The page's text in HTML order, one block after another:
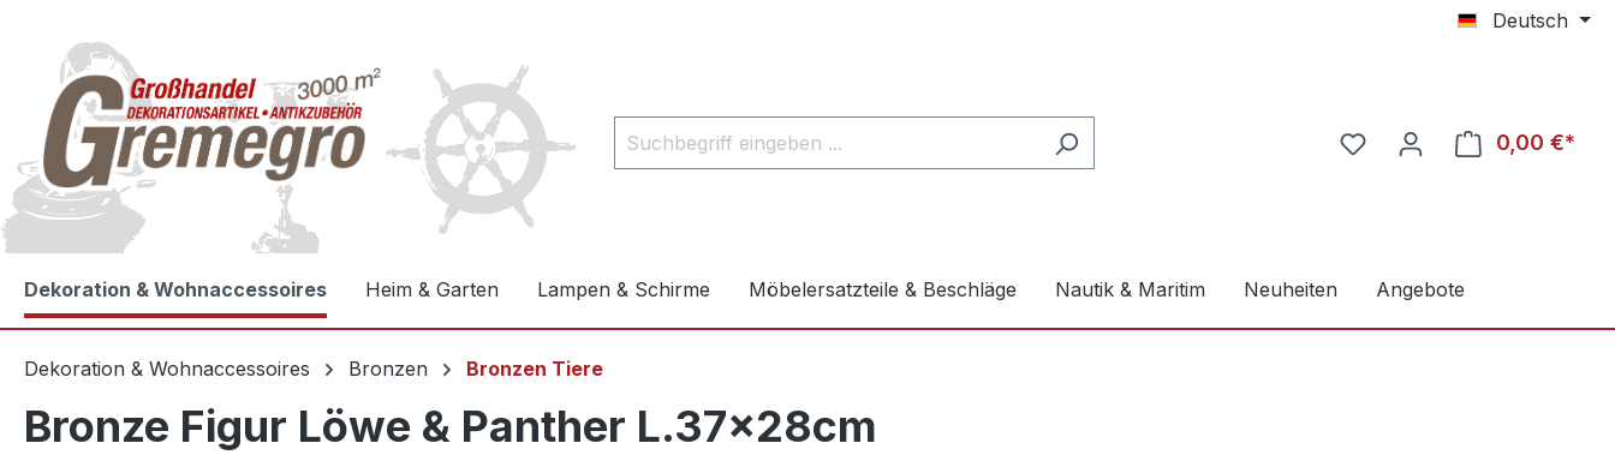
Deutsch
0,00 €*
Dekoration & Wohnaccessoires Heim & Garten Lampen & Schirme Möbelersatzteile & Beschläge Nautik & Maritim Neuheiten Angebote
Dekoration & Wohnaccessoires Bronzen Bronzen Tiere
Bronze Figur Löwe & Panther L.37x28cm